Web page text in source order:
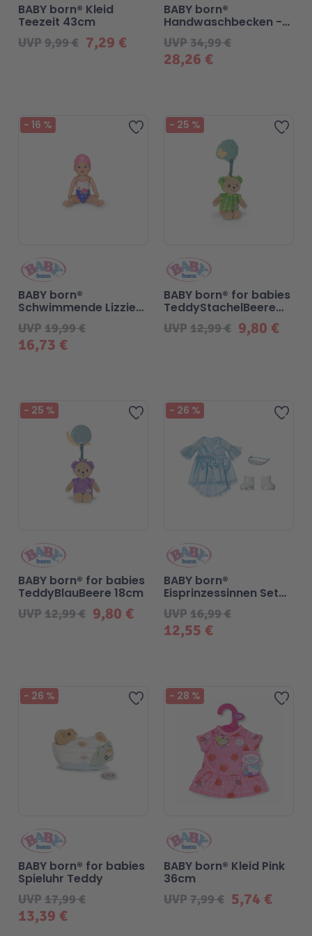
Malen & Zeichnen
Marvel™ Super Heroes
Minifiguren
NINJAGO®
Speed Champions
Star Wars™
Super Mario
Technic
Seltene Artikel
LEGO® Blumen
Knights
Sports Action
Wiltopia
Aktion
Cars
Spiel-Ei
7,29 €
UVP9,99 €
BABY born® Kleid
Teezeit 43cm
28,26 €
UVP34,99 €
BABY born®
Handwaschbecken -
2026
Zur Wunschliste hinzufügen
- 16 %
16,73 €
UVP19,99 €
BABY born®
Schwimmende Lizzie
30cm
Zur
- 25 %
9,80 €
UVP12,99 €
BABY born® for babies
TeddyStachelBeere
18cm
Zur Wunschliste hinzufügen
- 25 %
9,80 €
UVP12,99 €
BABY born® for babies
TeddyBlauBeere 18cm
Zur
- 26 %
12,55 €
UVP16,99 €
BABY born®
Eisprinzessinnen Set
43cm
Zur Wunschliste hinzufügen
- 26 %
13,39 €
UVP17,99 €
BABY born® for babies
Spieluhr Teddy
Zur
- 28 %
5,74 €
UVP7,99 €
BABY born® Kleid Pink
36cm